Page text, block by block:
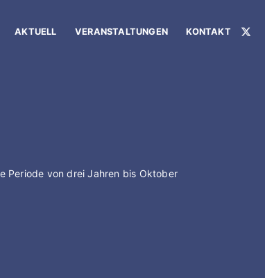
AKTUELL VERANSTALTUNGEN KONTAKT X
Periode von drei Jahren bis Oktober